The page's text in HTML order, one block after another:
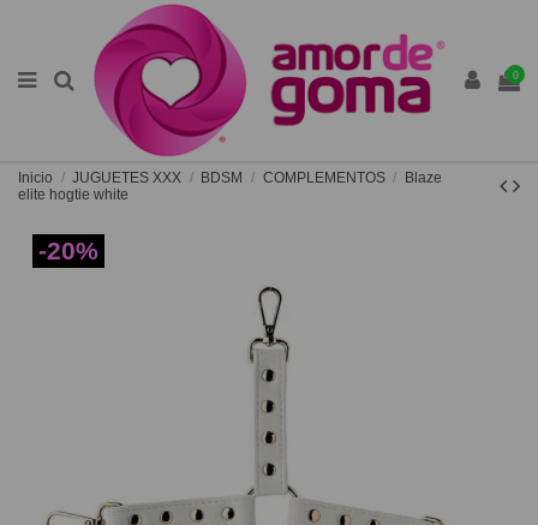
0
Inicio JUGUETES XXX BDSM COMPLEMENTOS
Blaze
elite hogtie white
-20%